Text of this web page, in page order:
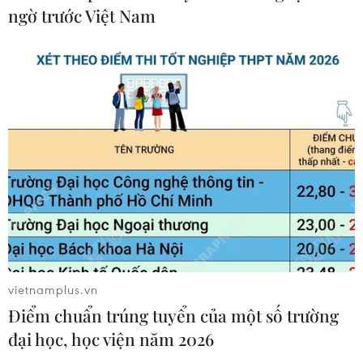
Tổng Biên tập: TRẦN TIẾN DUẨN
Phó Tổng Biên tập: NGUYỄN THỊ TÁM, KHÚC THANH
Sở hữu trí tuệ
Quy định sử dụng
RSS
Hỗ trợ
Ngôn ngữ
TTXVN
Dịch vụ tin
Quảng cáo
Liên hệ
ngờ trước Việt Nam
vietnamplus.vn
Điểm chuẩn trúng tuyển của một số trường
đại học, học viện năm 2026